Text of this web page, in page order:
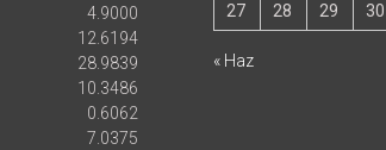
4.9000
12.6194
28.9839
10.3486
0.6062
7.0375
27
28 29 30
« Haz